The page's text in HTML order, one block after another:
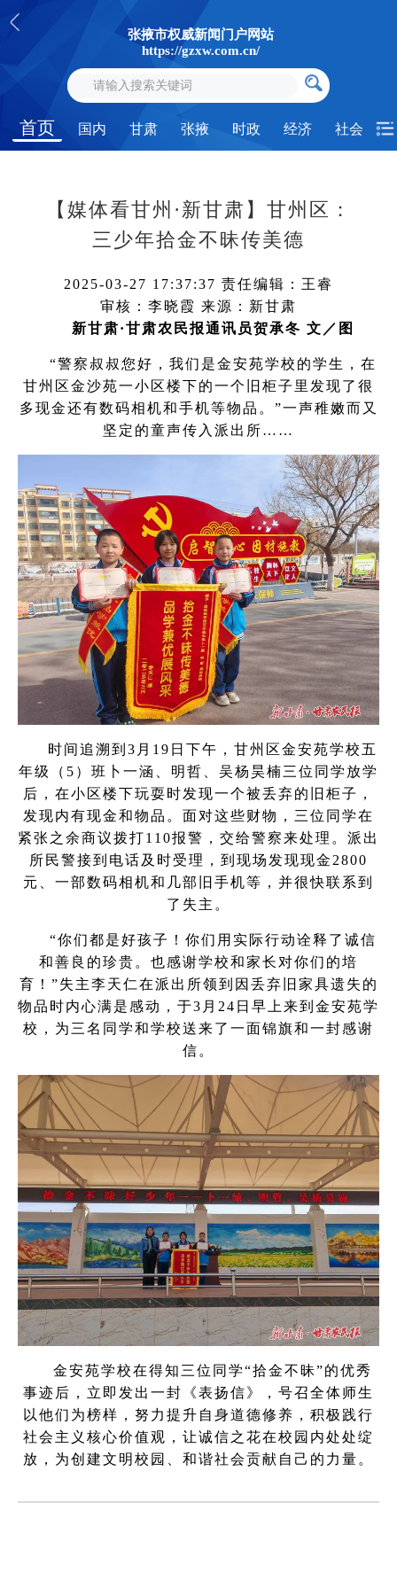
张掖市权威新闻门户网站
https://gzxw.com.cn/
首页 国内 甘肃 张掖 时政 经济 社会
【媒体看甘州·新甘肃】甘州区：
三少年拾金不昧传美德
2025-03-27 17:37:37 责任编辑：王睿
审核：李晓霞 来源：新甘肃
新甘肃·甘肃农民报通讯员贺承冬 文／图
“警察叔叔您好，我们是金安苑学校的学生，在
甘州区金沙苑一小区楼下的一个旧柜子里发现了很
多现金还有数码相机和手机等物品。”一声稚嫩而又
坚定的童声传入派出所……
时间追溯到3月19日下午，甘州区金安苑学校五
年级（5）班卜一涵、明哲、吴杨昊楠三位同学放学
后，在小区楼下玩耍时发现一个被丢弃的旧柜子，
发现内有现金和物品。面对这些财物，三位同学在
紧张之余商议拨打110报警，交给警察来处理。派出
所民警接到电话及时受理，到现场发现现金2800
元、一部数码相机和几部旧手机等，并很快联系到
了失主。
“你们都是好孩子！你们用实际行动诠释了诚信
和善良的珍贵。也感谢学校和家长对你们的培
育！”失主李天仁在派出所领到因丢弃旧家具遗失的
物品时内心满是感动，于3月24日早上来到金安苑学
校，为三名同学和学校送来了一面锦旗和一封感谢
信。
金安苑学校在得知三位同学“拾金不昧”的优秀
事迹后，立即发出一封《表扬信》，号召全体师生
以他们为榜样，努力提升自身道德修养，积极践行
社会主义核心价值观，让诚信之花在校园内处处绽
放，为创建文明校园、和谐社会贡献自己的力量。